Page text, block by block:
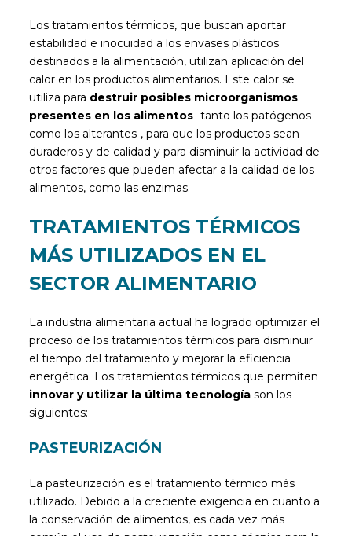
Los tratamientos térmicos, que buscan aportar
estabilidad e inocuidad a los envases plásticos
destinados a la alimentación, utilizan aplicación del
calor en los productos alimentarios. Este calor se
utiliza para destruir posibles microorganismos
presentes en los alimentos -tanto los patógenos
como los alterantes-, para que los productos sean
duraderos y de calidad y para disminuir la actividad de
otros factores que pueden afectar a la calidad de los
alimentos, como las enzimas.
TRATAMIENTOS TÉRMICOS
MÁS UTILIZADOS EN EL
SECTOR ALIMENTARIO
La industria alimentaria actual ha logrado optimizar el
proceso de los tratamientos térmicos para disminuir
el tiempo del tratamiento y mejorar la eficiencia
energética. Los tratamientos térmicos que permiten
innovar y utilizar la última tecnología son los
siguientes:
PASTEURIZACIÓN
La pasteurización es el tratamiento térmico más
utilizado. Debido a la creciente exigencia en cuanto a
la conservación de alimentos, es cada vez más